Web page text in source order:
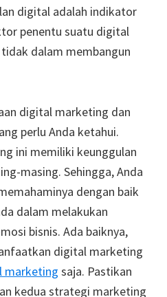
digital adalah indikator
penentu suatu digital
dalam membangun
digital marketing dan
perlu Anda ketahui.
ini memiliki keunggulan
masing. Sehingga, Anda
dengan baik
dalam melakukan
bisnis. Ada baiknya,
digital marketing
marketing saja. Pastikan
kedua strategi marketing